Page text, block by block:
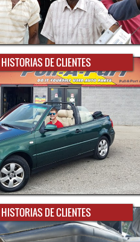
HISTORIAS DE CLIENTES
HISTORIAS DE CLIENTES